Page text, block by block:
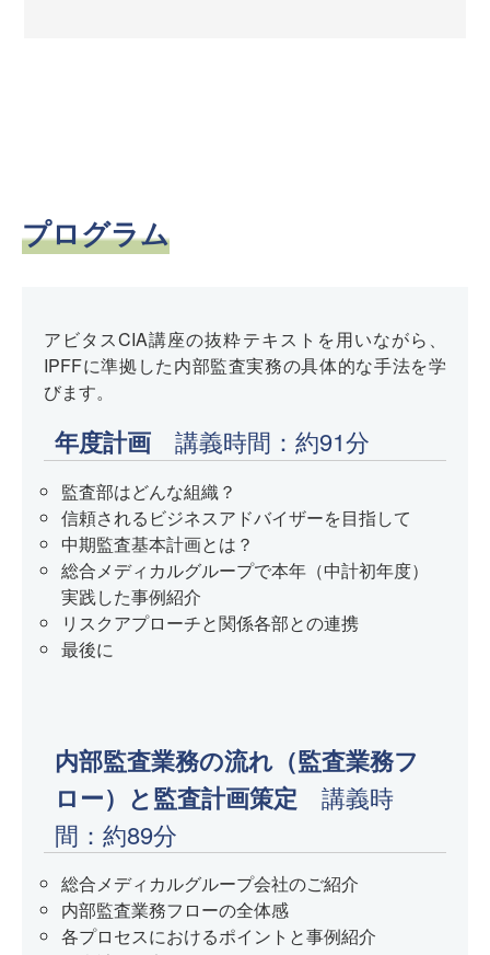
プログラム
アビタスCIA講座の抜粋テキストを用いながら、
IPFFに準拠した内部監査実務の具体的な手法を学
びます。
年度計画 講義時間：約91分
監査部はどんな組織？
信頼されるビジネスアドバイザーを目指して
中期監査基本計画とは？
総合メディカルグループで本年（中計初年度）
実践した事例紹介
リスクアプローチと関係各部との連携
最後に
内部監査業務の流れ（監査業務フ
ロー）と監査計画策定 講義時
間：約89分
総合メディカルグループ会社のご紹介
内部監査業務フローの全体感
各プロセスにおけるポイントと事例紹介